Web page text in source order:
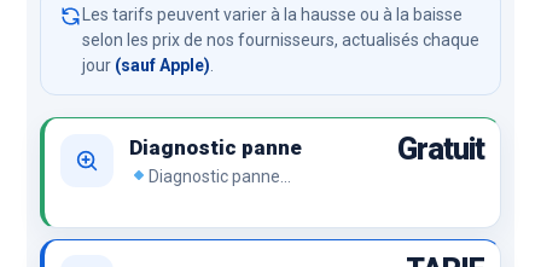
Les tarifs peuvent varier à la hausse ou à la baisse
selon les prix de nos fournisseurs, actualisés chaque
jour (sauf Apple)
Diagnostic panne
Diagnostic panne
Gratuit